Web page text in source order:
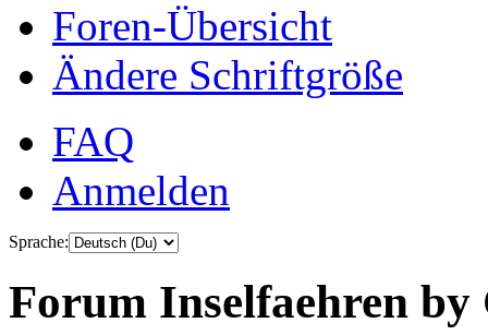
Foren-Übersicht
Ändere Schriftgröße
FAQ
Anmelden
Sprache:
Forum Inselfaehren